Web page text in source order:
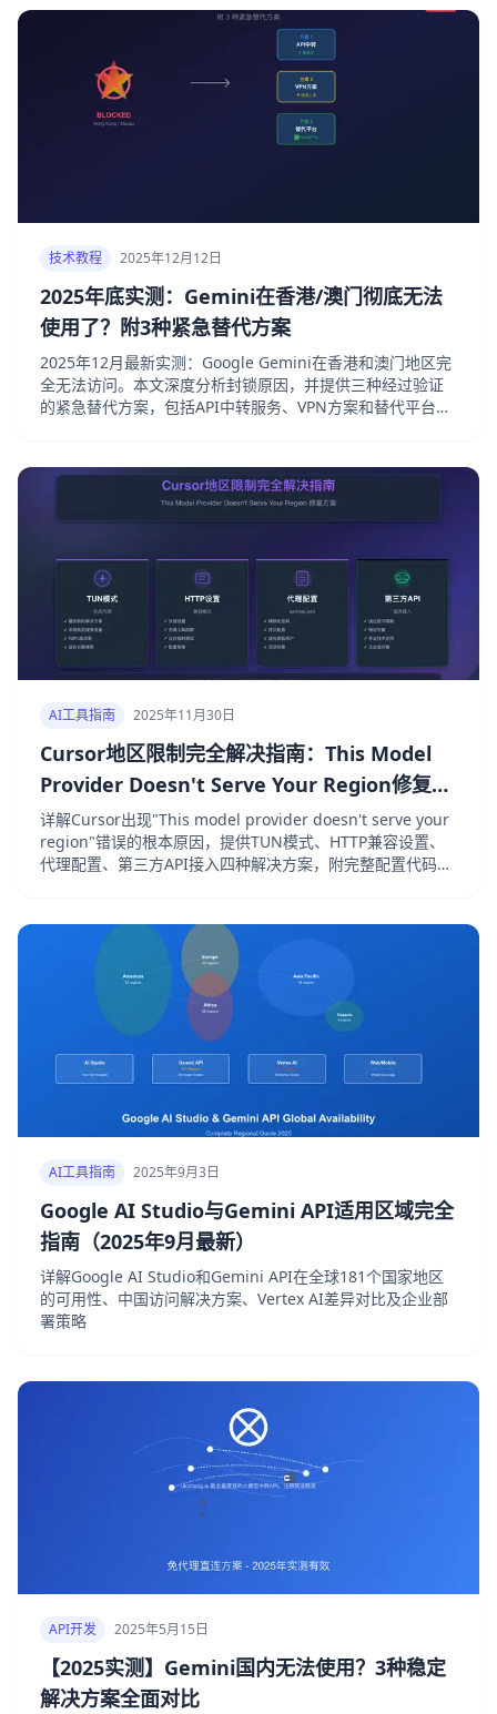
技术教程 2025年12月12日
2025年底实测：Gemini在香港/澳门彻底无法
使用了？附3种紧急替代方案
2025年12月最新实测：Google Gemini在香港和澳门地区完
全无法访问。本文深度分析封锁原因，并提供三种经过验证
的紧急替代方案，包括API中转服务、VPN方案和替代平台推
AI工具指南 2025年11月30日
Cursor地区限制完全解决指南：This Model
Provider Doesn't Serve Your Region修复方
案
详解Cursor出现"This model provider doesn't serve your
region"错误的根本原因，提供TUN模式、HTTP兼容设置、
代理配置、第三方API接入四种解决方案，附完整配置代码和
AI工具指南 2025年9月3日
Google AI Studio与Gemini API适用区域完全
指南（2025年9月最新）
详解Google AI Studio和Gemini API在全球181个国家地区
的可用性、中国访问解决方案、Vertex AI差异对比及企业部
署策略
API开发 2025年5月15日
【2025实测】Gemini国内无法使用？3种稳定
解决方案全面对比